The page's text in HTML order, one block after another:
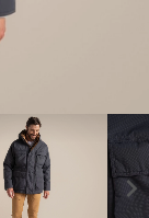
chevron_right